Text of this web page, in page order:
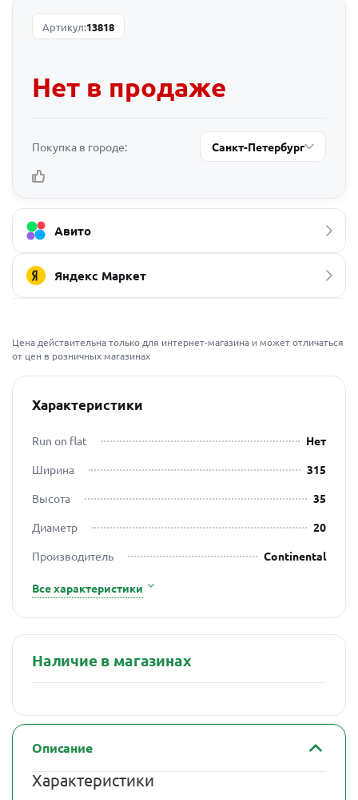
Артикул:13818
Нет в продаже
Покупка в городе: Санкт-Петербург
Авито
Яндекс Маркет
Цена действительна только для интернет-магазина и может отличаться
от цен в розничных магазинах
Характеристики
Run on flat
Нет
Ширина
315
Высота
35
Диаметр
20
Производитель
Continental
Все характеристики
Наличие в магазинах
Описание
Характеристики